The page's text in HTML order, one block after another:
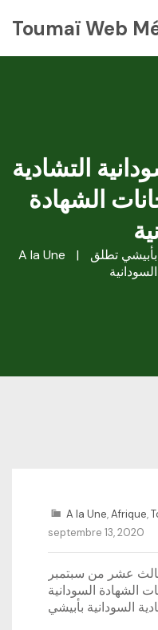
Toumaï Web
التشادية
الشهادة
A la Une |
بأبيشي تطلق
A la Une,Afrique,
septembre 13, 2020
عشر من سبتمبر
الشهادة السودانية